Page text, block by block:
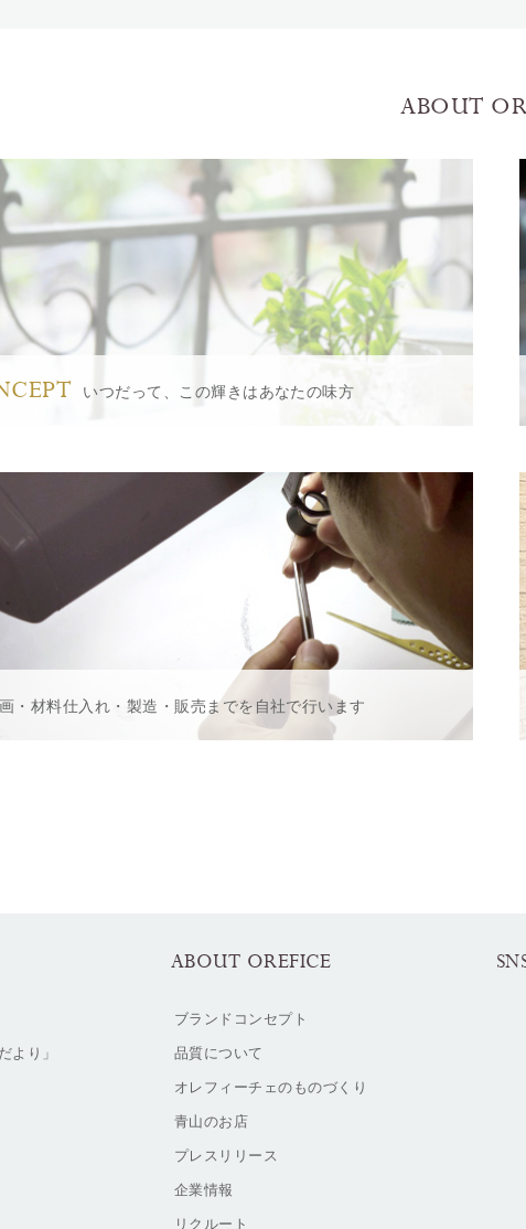
ABOUT
いつだって、この輝きはあなたの味方
・材料仕入れ・製造・販売までを自社で行います
より」
ABOUT OREFICE
ブランドコンセプト
品質について
オレフィーチェのものづくり
青山のお店
プレスリリース
企業情報
リクルート